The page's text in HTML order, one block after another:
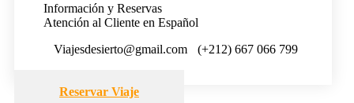
Información y Reservas
Atención al Cliente en Español
Viajesdesierto@gmail.com
(+212) 667 066 799
Reservar Viaje